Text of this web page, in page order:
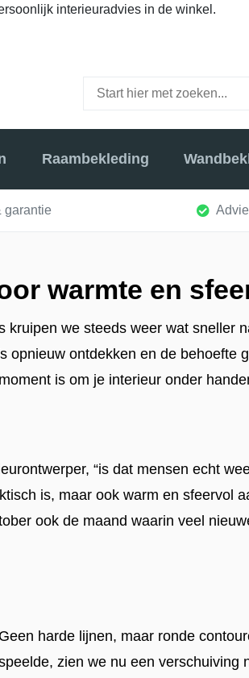
interieuradvies in de winkel.
Raambekleding
garantie
warmte en
kruipen we steeds weer wat sneller
ontdekken en de behoefte
is om je interieur onder
“is dat mensen echt
is, maar ook warm en sfeervol
ook de maand waarin veel
harde lijnen, maar ronde
zien we nu een verschuiving